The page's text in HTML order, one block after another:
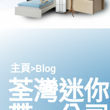
主頁>Blog
荃灣迷